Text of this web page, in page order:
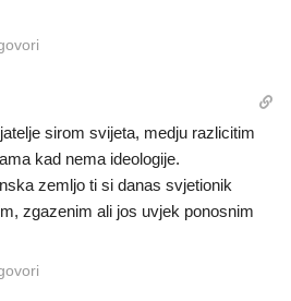
sirom svijeta, medju razlicitim
kad nema ideologije.
zemljo ti si danas svjetionik
zgazenim ali jos uvjek ponosnim